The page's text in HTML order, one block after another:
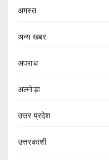
अगस्त
अन्य खबर
अपराध
अल्मोड़ा
उत्तर प्रदेश
उत्तरकाशी